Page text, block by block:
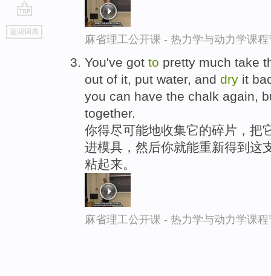
go
top
返回词典
麻省理工公开课 - 热力学与动力学课
You've got to pretty much take
out of it, put water, and dry it
you can have the chalk again,
together.
你得尽可能地收集它的碎片，把
进模具，然后你就能重新得到这
粘起来。
麻省理工公开课 - 热力学与动力学课